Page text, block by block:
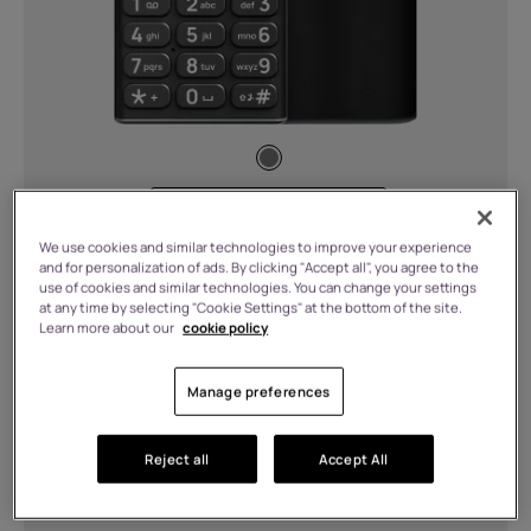
USB Type-C (3)
USB Type-C™ (2)
Fonctionnalités
Barbie-themed user interface,
Easter eggs, and apps including Malibu
Snake, Digital balance tips, and Barbie
meditation. (1)
FC Barcelona themed wallpapers
&amp; ringtones. (1)
MP3 Player (5)
Polymer (1)
€44.99
En stock
Acheter En savoir plus
We use cookies and similar technologies to improve your experience
and for personalization of ads. By clicking "Accept all", you agree to the
use of cookies and similar technologies. You can change your settings
at any time by selecting "Cookie Settings" at the bottom of the site.
Learn more about our cookie policy
Manage preferences
Reject all Accept All